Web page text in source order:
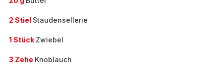
2 Stiel Staudensellerie
1 Stück Zwiebel
3 Zehe Knoblauch